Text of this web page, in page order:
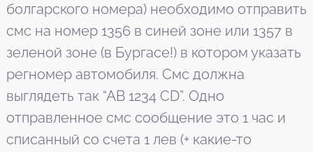
болгарского номера) необходимо отправить
смс на номер 1356 в синей зоне или 1357 в
зеленой зоне (в Бургасе!) в котором указать
регномер автомобиля. Смс должна
выглядеть так “АВ 1234 СD”. Одно
отправленное смс сообщение это 1 час и
списанный со счета 1 лев (+ какие-то